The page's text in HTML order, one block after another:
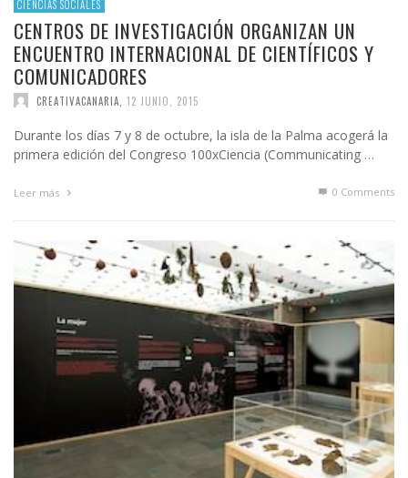
CIENCIAS SOCIALES
CENTROS DE INVESTIGACIÓN ORGANIZAN UN
ENCUENTRO INTERNACIONAL DE CIENTÍFICOS Y
COMUNICADORES
CREATIVACANARIA 12 JUNIO, 2015
Durante los días 7 y 8 de octubre, la isla de la Palma acogerá la
primera edición del Congreso 100xCiencia (Communicating …
Leer más 0 Comments